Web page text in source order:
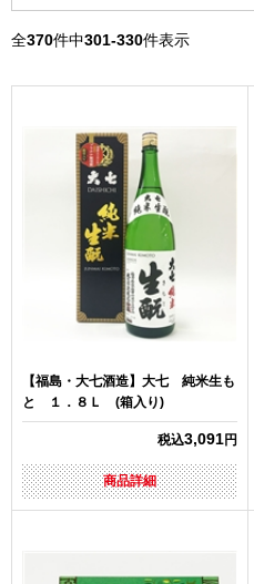
全370件中301-330件表示
【福島・大七酒造】大七 純米生も
と １．８Ｌ (箱入り)
税込3,091円
商品詳細